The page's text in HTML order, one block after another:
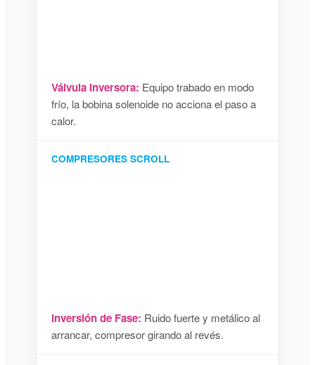
Válvula Inversora: Equipo trabado en modo
frío, la bobina solenoide no acciona el paso a
calor.
COMPRESORES SCROLL
Inversión de Fase: Ruido fuerte y metálico al
arrancar, compresor girando al revés.